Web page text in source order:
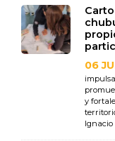
06
y
Ignacio